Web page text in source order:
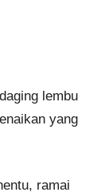
lembu
yang
ramai